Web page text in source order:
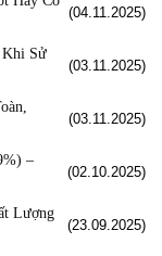
(04.11.2025)
Khi Sử
(03.11.2025)
(03.11.2025)
–
(02.10.2025)
Lượng
(23.09.2025)